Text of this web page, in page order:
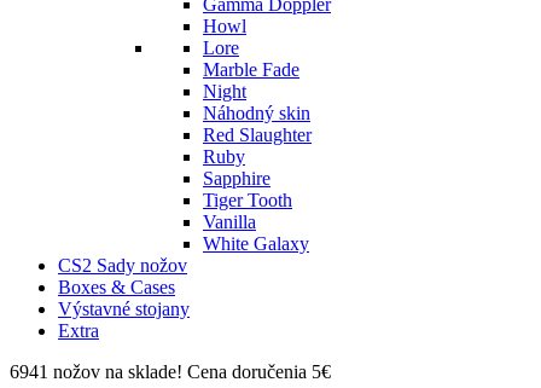
Howl
Lore
Marble Fade
Night
Náhodný skin
Red Slaughter
Ruby
Sapphire
Tiger Tooth
Vanilla
White Galaxy
CS2 Sady nožov
Boxes & Cases
Výstavné stojany
Extra
6941 nožov na sklade! Cena doručenia 5€